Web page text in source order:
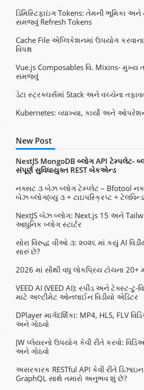
ડિમિસ્ટિફાઇંગ Tokens: તેમની ભૂમિકા
સમજવું Refresh Tokens
Cache File એપ્લિકેશનમાં ઉપયોગ
વિપક્ષ
Vue.js Composables વિ. Mixins- મુખ્ય
સમજવું
ડેટા સ્ટ્રક્ચર્સમાં Stack અને વચ્ચેના
Kubernetes: વ્યાખ્યા, કાર્યો અને
New Post
NestJS MongoDB બ્લોગ API ટેમ્પલેટ-
સંપૂર્ણ સુવિધાયુક્ત REST બેકએન્ડ
નક્સટ ૩ બેઝ બ્લોગ ટેમ્પ્લેટ – Bfotool
બેઝ બ્લોગ(વ્યુ ૩ + ટાઇપસ્ક્રિપ્ટ +
NextJS બેઝ બ્લોગ: Next.js 15 અને
આધુનિક બ્લોગ સ્ટાર્ટર
સોરા વિરુદ્ધ વીઓ ૩: ૨૦૨૬ માં કયું AI
સારું છે?
2026 માં સૌથી વધુ લોકપ્રિય ટોચના
VEED AI (VEED AI): સ્પીડ અને ટેક્સ્ટ-ટુ-
માટે અલ્ટીમેટ ઓનલાઈન વિડીયો એડિટર
DPlayer માર્ગદર્શિકા: MP4, HLS, FLV
અને ગોઠવો
JW પ્લેયરનો ઉપયોગ કેવી રીતે કરવો:
અને ગોઠવો
અસરકારક RESTful API કેવી રીતે
GraphQL સાથે તમારો અનુભવ શું છે?